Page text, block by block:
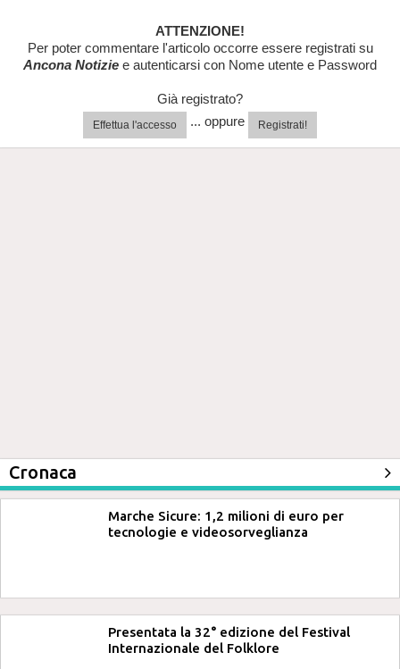
ATTENZIONE!
Per poter commentare l'articolo occorre essere registrati su
Ancona Notizie e autenticarsi con Nome utente e Password
Già registrato?
Effettua l'accesso ... oppure Registrati!
Cronaca
Marche Sicure: 1,2 milioni di euro per
tecnologie e videosorveglianza
Presentata la 32° edizione del Festival
Internazionale del Folklore